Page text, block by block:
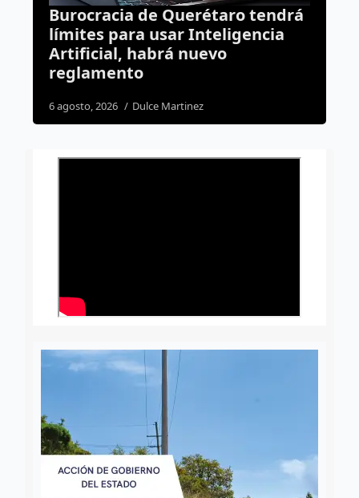
tendrá
Rehabilitación del Foro
Querétaro alcanza 45% de
avance; cubierta será la
siguiente etapa
4 agosto, 2026 Dulce Martinez